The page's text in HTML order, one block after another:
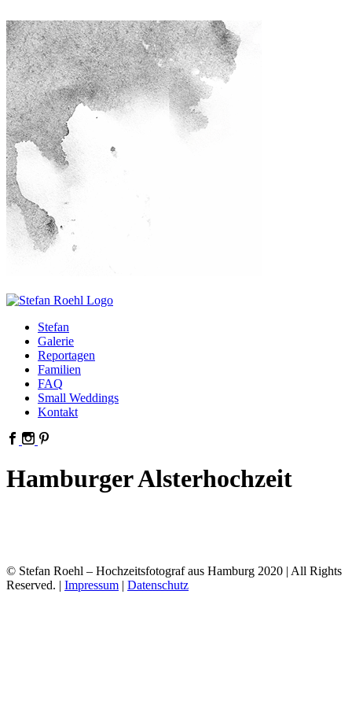
Stefan
Galerie
Reportagen
Familien
FAQ
Small Weddings
Kontakt
Hamburger Alsterhochzeit
© Stefan Roehl – Hochzeitsfotograf aus Hamburg 2020 | All Rights
Reserved. | Impressum | Datenschutz